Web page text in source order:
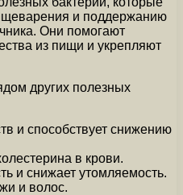
и поддержанию
Они помогают
из пищи и укрепляют
других полезных
и способствует снижению
в крови.
и снижает утомляемость.
и волос.